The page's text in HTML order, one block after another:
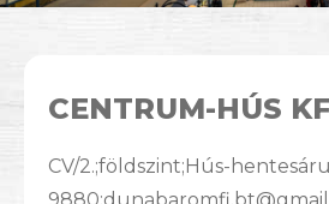
CENTRUM-HÚS
CV/2.;földszint;Hús-